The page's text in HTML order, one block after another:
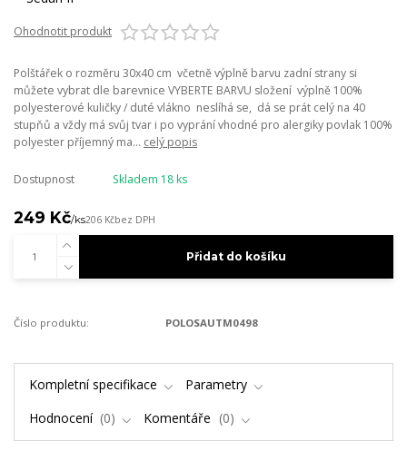
Ohodnotit produkt
Polštářek o rozměru 30x40 cm včetně výplně barvu zadní strany si
můžete vybrat dle barevnice VYBERTE BARVU složení výplně 100%
polyesterové kuličky / duté vlákno neslíhá se, dá se prát celý na 40
stupňů a vždy má svůj tvar i po vyprání vhodné pro alergiky povlak 100%
polyester příjemný ma... celý popis
Dostupnost Skladem 18 ks
249 Kč/ks206 Kčbez DPH
Přidat do košíku
Číslo produktu: POLOSAUTM0498
Kompletní specifikace
Parametry
Hodnocení
0 Komentáře 0